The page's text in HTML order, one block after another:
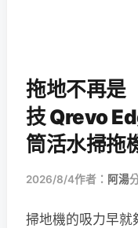
拖地不再是
技 Qrevo
筒活水掃拖
2026/8/4作者： 阿湯
掃地機的吸力早就